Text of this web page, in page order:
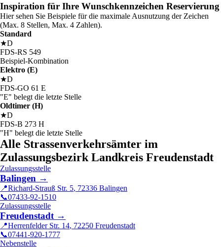
Inspiration für Ihre Wunschkennzeichen Reservierung
Hier sehen Sie Beispiele für die maximale Ausnutzung der Zeichen
(Max. 8 Stellen, Max. 4 Zahlen).
Standard
★D
FDS-RS 549
Beispiel-Kombination
Elektro (E)
★D
FDS-GO 61 E
"E" belegt die letzte Stelle
Oldtimer (H)
★D
FDS-B 273 H
"H" belegt die letzte Stelle
Alle Strassenverkehrsämter im
Zulassungsbezirk Landkreis Freudenstadt
Zulassungsstelle
Balingen →
📍Richard-Strauß Str. 5, 72336 Balingen
📞07433-92-1510
Zulassungsstelle
Freudenstadt →
📍Herrenfelder Str. 14, 72250 Freudenstadt
📞07441-920-1777
Nebenstelle